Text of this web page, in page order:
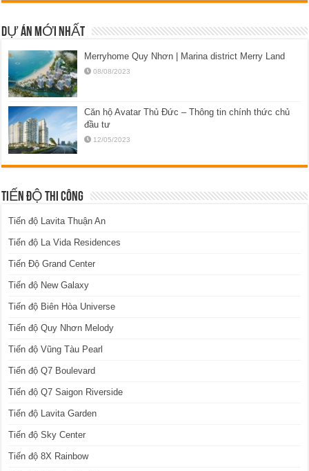
DỰ ÁN MỚI NHẤT
Merryhome Quy Nhơn | Marina district Merry Land
08/08/2023
Căn hộ Avatar Thủ Đức – Thông tin chính thức chủ
đầu tư
12/05/2023
TIẾN ĐỘ THI CÔNG
Tiến độ Lavita Thuận An
Tiến độ La Vida Residences
Tiến Độ Grand Center
Tiến độ New Galaxy
Tiến độ Biên Hòa Universe
Tiến độ Quy Nhơn Melody
Tiến độ Vũng Tàu Pearl
Tiến độ Q7 Boulevard
Tiến độ Q7 Saigon Riverside
Tiến độ Lavita Garden
Tiến độ Sky Center
Tiến độ 8X Rainbow